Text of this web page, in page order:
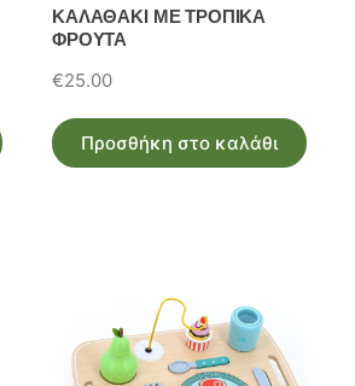
ΚΑΛΑΘΑΚΙ ΜΕ ΤΡΟΠΙΚΑ
ΦΡΟΥΤΑ
€25.00
Προσθήκη στο καλάθι